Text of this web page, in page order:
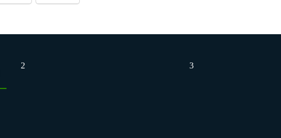
2 3